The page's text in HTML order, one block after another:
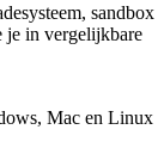
sandbox
je in vergelijkbare
Mac en Linux